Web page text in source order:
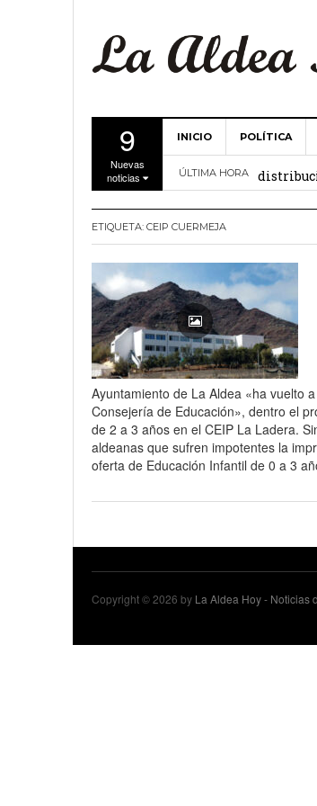
9
Nuevas
noticias
INICIO POLÍTICA
ÚLTIMA HORA
La
El
15
La
19
Víctor
Nicolás
ETIQUETA: CEIP CUERMEJA
Ayuntamiento de La Aldea «ha vuelto
Consejería de Educación», dentro el
de 2 a 3 años en el CEIP La Ladera.
aldeanas que sufren impotentes la
oferta de Educación Infantil de 0 a 3
Copyright © 2026 by La Aldea Hoy - Noticias